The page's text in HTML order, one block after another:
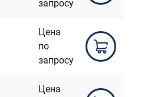
запросу
Цена
по
запросу
Цена